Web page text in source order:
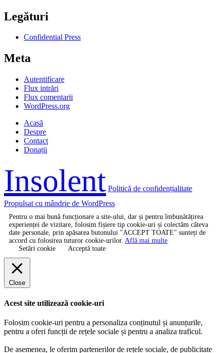
Legături
Confidential Press
Meta
Autentificare
Flux intrări
Flux comentarii
WordPress.org
Acasă
Despre
Contact
Donații
Insolent Politică de confidențialitate
Propulsat cu mândrie de WordPress
Pentru o mai bună funcționare a site-ului, dar și pentru îmbunătățirea
experienței de vizitare, folosim fișiere tip cookie-uri și colectăm câteva
date personale, prin apăsarea butonului "ACCEPT TOATE" sunteți de
accord cu folosirea tuturor cookie-urilor. Află mai multe
Setări cookie
Acceptă toate
Close
Acest site utilizează cookie-uri
Folosim cookie-uri pentru a personaliza conținutul și anunțurile,
pentru a oferi funcții de rețele sociale și pentru a analiza traficul.
De asemenea, le oferim partenerilor de rețele sociale, de publicitate